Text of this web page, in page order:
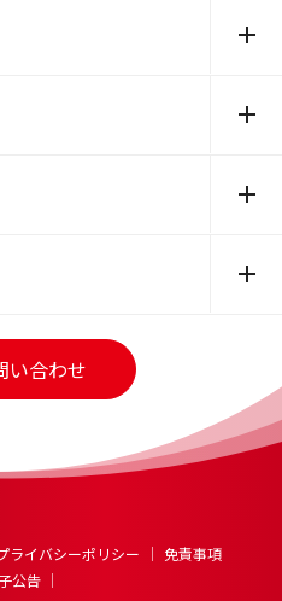
い合わせ
ライバシーポリシー
免責事項
公告